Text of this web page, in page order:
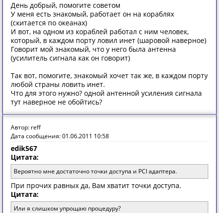
День добрый, помогите советом
У меня есть знакомый, работает он на кораблях
(скитается по океанах)
И вот, на одном из кораблей работал с ним человек,
который, в каждом порту ловил инет (шаровой наверное)
Говорит мой знакомый, что у него была антенна
(усилитель сигнала как он говорит)
Так вот, помогите, знакомый хочет так же, в каждом порту
любой страны ловить инет.
Что для этого нужно? одной антенной усиления сигнала
тут наверное не обойтись?
Автор: reff
Дата сообщения: 01.06.2011 10:58
edik567
Цитата:
Вероятно мне достаточно точки доступа и PCI адаптера.
При прочих равных да, Вам хватит точки доступа.
Цитата:
Или я слишком упрощаю процедуру?